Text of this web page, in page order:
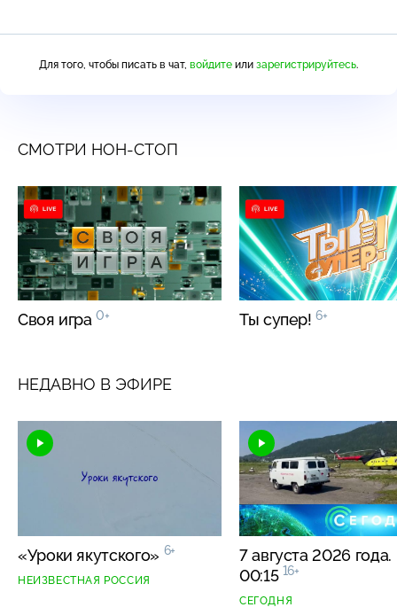
Для того, чтобы писать в чат, войдите или зарегистрируйтесь.
СМОТРИ НОН-СТОП
Своя игра0+ Ты супер!6+
НЕДАВНО В ЭФИРЕ
«Уроки якутского» 6+
НЕИЗВЕСТНАЯ РОССИЯ
7 августа 2026 года.
00:15 16+
СЕГОДНЯ